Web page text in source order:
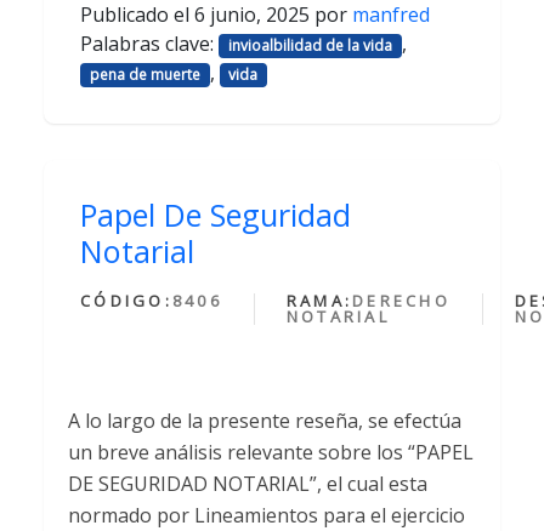
Publicado el 6 junio, 2025 por manfred
Palabras clave:
invioalbilidad de la vida ,
pena de muerte , vida
Papel De Seguridad
Notarial
CÓDIGO: 8406 RAMA: DERECHO
NOTARIAL
A lo largo de la presente reseña, se efectúa
un breve análisis relevante sobre los “PAPEL
DE SEGURIDAD NOTARIAL”, el cual esta
normado por Lineamientos para el ejercicio